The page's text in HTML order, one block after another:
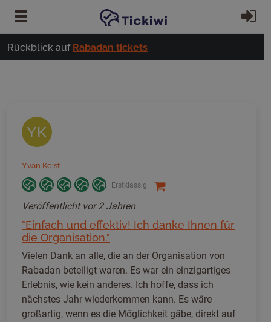
Zum Hauptinhalt springen
Rückblick auf Rabadan tickets
YK
Yvan Keist
Erstklassig
Veröffentlicht vor 2 Jahren
"Einfach und effektiv! Ich danke Ihnen für
die Organisation."
Vielen Dank an alle, die an der Organisation von
Rabadan beteiligt waren. Es war ein einzigartiges
Erlebnis, wie kein anderes. Ich hoffe, dass ich
nächstes Jahr wiederkommen kann. Es wäre
großartig, wenn es die Möglichkeit gäbe, direkt auf